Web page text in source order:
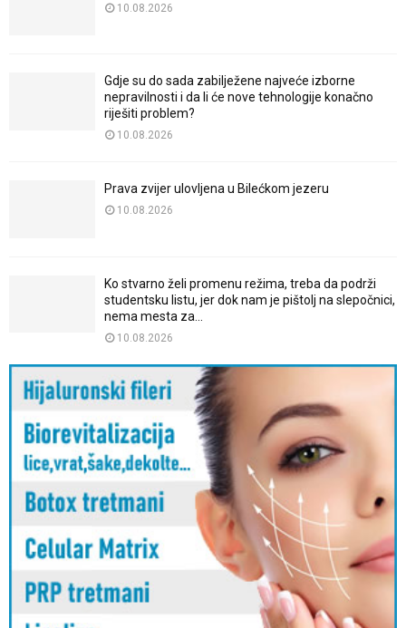
10.08.2026
Gdje su do sada zabilježene najveće izborne
nepravilnosti i da li će nove tehnologije konačno
riješiti problem?
10.08.2026
Prava zvijer ulovljena u Bilećkom jezeru
10.08.2026
Ko stvarno želi promenu režima, treba da podrži
studentsku listu, jer dok nam je pištolj na slepočnici,
nema mesta za...
10.08.2026